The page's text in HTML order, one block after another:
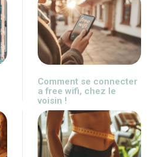
Comment se connecter
a free wifi, chez le
voisin !